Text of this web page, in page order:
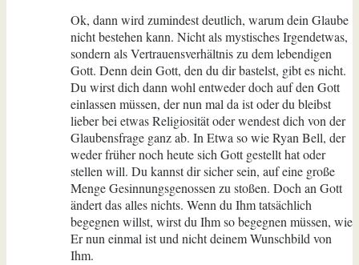
Ok, dann wird zumindest deutlich, warum dein Glaube
nicht bestehen kann. Nicht als mystisches Irgendetwas,
sondern als Vertrauensverhältnis zu dem lebendigen
Gott. Denn dein Gott, den du dir bastelst, gibt es nicht.
Du wirst dich dann wohl entweder doch auf den Gott
einlassen müssen, der nun mal da ist oder du bleibst
lieber bei etwas Religiosität oder wendest dich von der
Glaubensfrage ganz ab. In Etwa so wie Ryan Bell, der
weder früher noch heute sich Gott gestellt hat oder
stellen will. Du kannst dir sicher sein, auf eine große
Menge Gesinnungsgenossen zu stoßen. Doch an Gott
ändert das alles nichts. Wenn du Ihm tatsächlich
begegnen willst, wirst du Ihm so begegnen müssen, wie
Er nun einmal ist und nicht deinem Wunschbild von
Ihm.